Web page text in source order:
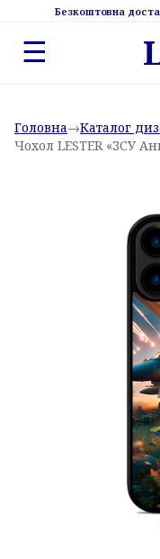
Безкоштовна
☰
Головна→Каталог
Чохол LESTER «ЗСУ